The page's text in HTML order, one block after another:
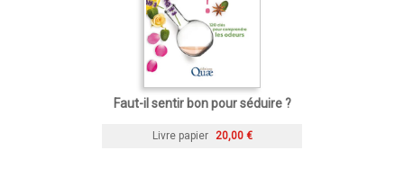
Faut-il sentir bon pour séduire ?
Livre papier 20,00 €